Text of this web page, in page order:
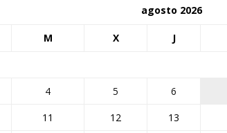
agosto 2026
M X J
4 5 6
11 12 13